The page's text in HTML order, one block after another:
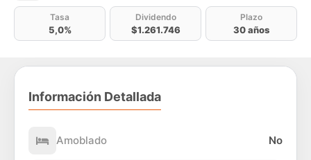
Tasa
5,0%
Dividendo
$1.261.746
Plazo
30 años
Información Detallada
Amoblado No